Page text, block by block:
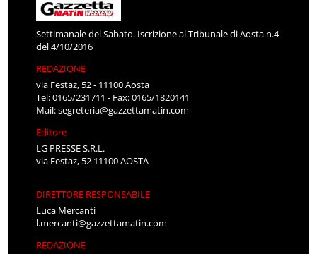
Settimanale del Sabato. Iscrizione al Tribunale di Aosta n.4
del 4/10/2016
REDAZIONE
via Festaz, 52 - 11100 Aosta
Tel: 0165/231711 - Fax: 0165/1820141
Mail:segreteria@gazzettamatin.com
Editore
LG PRESSE S.R.L.
via Festaz, 52 11100 AOSTA
DIRETTORE RESPONSABILE
Luca Mercanti
l.mercanti@gazzettamatin.com
REDAZIONE